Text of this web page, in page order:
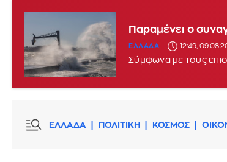
Παραμένει ο
ΕΛΛΑΔΑ 12:49,
Σύμφωνα με τους
ΕΛΛΑΔΑ ΠΟΛΙΤΙΚΗ ΚΟΣΜΟΣ